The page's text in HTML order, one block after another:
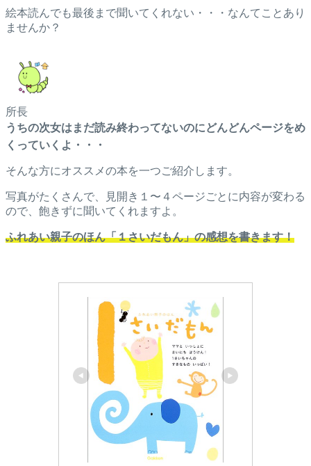
絵本読んでも最後まで聞いてくれない・・・なんてことあり
ませんか？
所長
うちの次女はまだ読み終わってないのにどんどんページをめ
くっていくよ・・・
そんな方にオススメの本を一つご紹介します。
写真がたくさんで、見開き１〜４ページごとに内容が変わる
ので、飽きずに聞いてくれますよ。
ふれあい親子のほん「１さいだもん」の感想を書きます！